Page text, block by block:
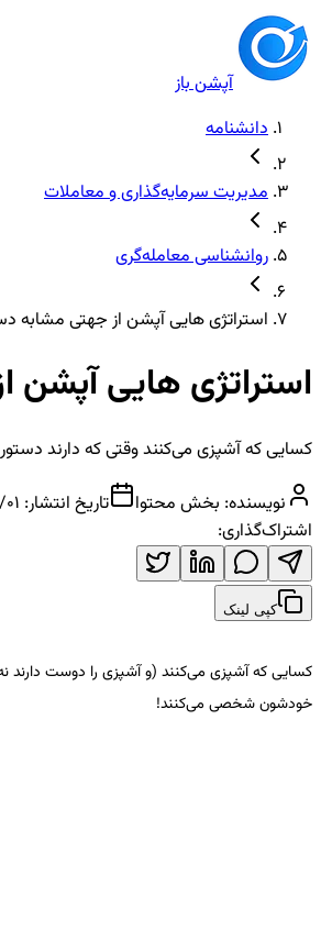
آپشن باز
دانشنامه
مدیریت سرمایه‌گذاری و معاملات
روانشناسی معامله‌گری
استراتژی هایی آپشن از جهتی مشابه
استراتژی هایی
کسایی که آشپزی می‌کنند وقتی که دارند
نویسنده: بخش محتوا تاریخ انتشار:
اشتراک‌گذاری:
کپی لینک
کسایی که آشپزی می‌کنند (و آشپزی را دوست دارند
خودشون شخصی می‌کنند!